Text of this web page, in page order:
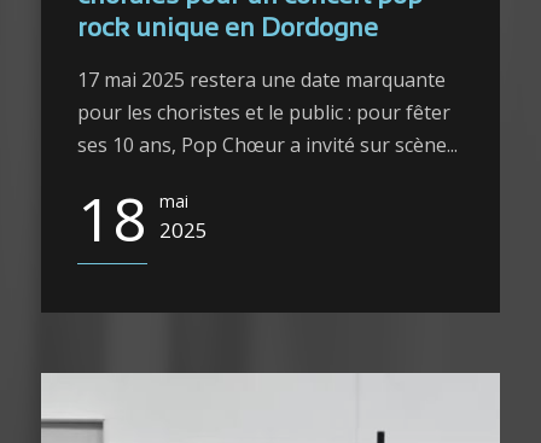
rock unique en Dordogne
17 mai 2025 restera une date marquante
pour les choristes et le public : pour fêter
ses 10 ans, Pop Chœur a invité sur scène...
18 mai
2025